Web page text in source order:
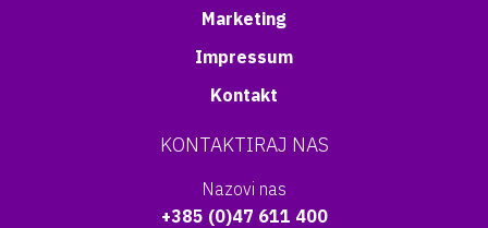
Marketing
Impressum
Kontakt
KONTAKTIRAJ NAS
Nazovi nas
+385 (0)47 611 400